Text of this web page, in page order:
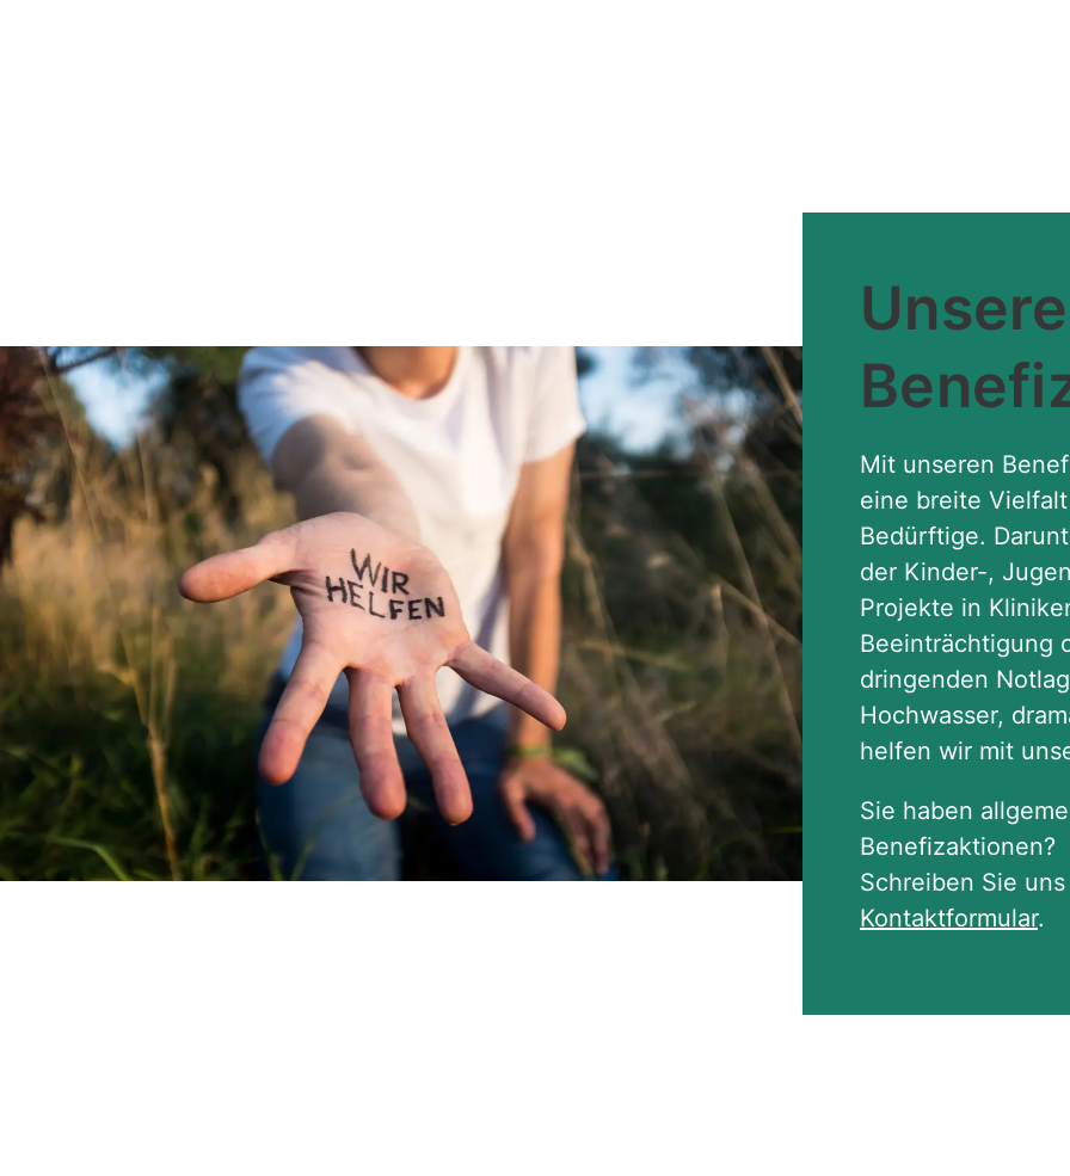
Unsere
Mit unseren
eine breite
Bedürftige.
der Kinder-,
Projekte in
Beeinträchtigung
dringenden
Hochwasser,
helfen wir mit
Sie haben
Benefizaktionen?
Schreiben Sie
Kontaktformular.